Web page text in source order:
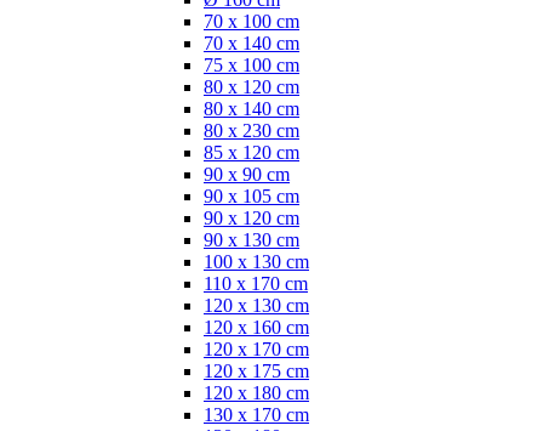
70 x 100 cm
70 x 140 cm
75 x 100 cm
80 x 120 cm
80 x 140 cm
80 x 230 cm
85 x 120 cm
90 x 90 cm
90 x 105 cm
90 x 120 cm
90 x 130 cm
100 x 130 cm
110 x 170 cm
120 x 130 cm
120 x 160 cm
120 x 170 cm
120 x 175 cm
120 x 180 cm
130 x 170 cm